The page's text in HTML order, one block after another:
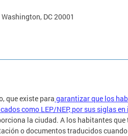
DC 20001
que existe para garantizar que los
como LEP/NEP, por sus siglas en
la ciudad. A los habitantes
o documentos traducidos